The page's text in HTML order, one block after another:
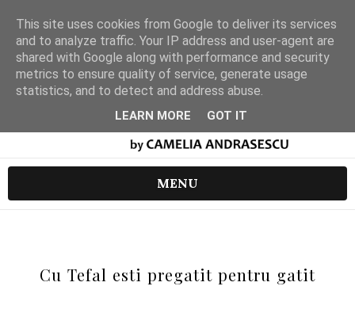
MENU
Cu Tefal esti pregatit pentru gatit
This site uses cookies from Google to deliver its services
and to analyze traffic. Your IP address and user-agent are
shared with Google along with performance and security
metrics to ensure quality of service, generate usage
statistics, and to detect and address abuse.
LEARN MORE GOT IT